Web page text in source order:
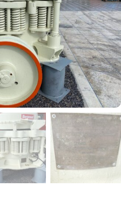
T
I
O
N